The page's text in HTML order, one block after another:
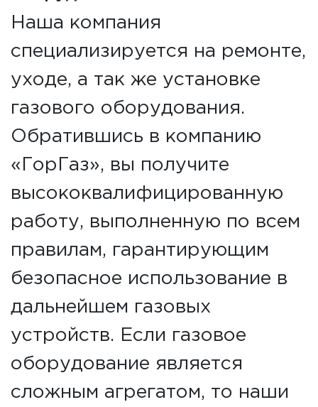
Наша компания
специализируется на ремонте,
уходе, а так же установке
газового оборудования.
Обратившись в компанию
«ГорГаз», вы получите
высококвалифицированную
работу, выполненную по всем
правилам, гарантирующим
безопасное использование в
дальнейшем газовых
устройств. Если газовое
оборудование является
сложным агрегатом, то наши